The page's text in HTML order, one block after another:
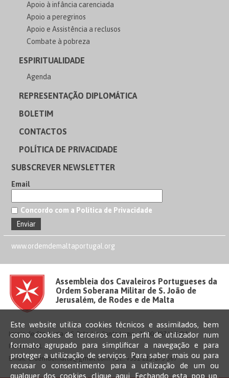
Este website utiliza cookies técnicos e assimilados, bem
como cookies de terceiros com perfil de utilizador num
formato agrupado para simplificar a navegação e para
proteger a utilização de serviços. Para saber mais ou para
recusar o consentimento para a utilização de um ou
qualquer dos cookies,clique aqui. Fechando esta pop up,
Apoio à infância carenciada
Apoio a peregrinos
Apoio e Assistência a reclusos
Combate à pobreza
ESPIRITUALIDADE
Agenda
REPRESENTAÇÃO DIPLOMÁTICA
BOLETIM
CONTACTOS
POLÍTICA DE PRIVACIDADE
SUBSCREVER NEWSLETTER
Email
Concordo com a Política de Privacidade
www.ordemdemaltaportugal.org
Assembleia dos Cavaleiros Portugueses da
Ordem Soberana Militar de S. João de
Jerusalém, de Rodes e de Malta
Igreja de Sta. Luzia e S. Brás, Lg. Santa Luzia - 1100-487 LISBOA –
PORTUGAL
Email: ordemdemalta@gmail.com Tel.: +351 215 873 567